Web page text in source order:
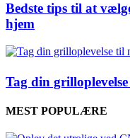
Bedste tips til at
hjem
Tag din
MEST POPULÆRE